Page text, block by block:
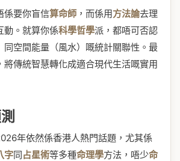
係要你盲信算命師 ，而係用方法論去理
動。就算你係科學哲學派，都唔可否認
同空間能量（風水）嘅統計關聯性。最
將傳統智慧轉化成適合現代生活嘅實用
年依然係香港人熱門話題，尤其係
字同占星術等多種命理學方法，唔少命